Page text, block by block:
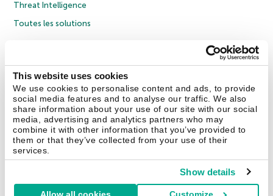
This website uses cookies
We use cookies to personalise content and ads, to provide
social media features and to analyse our traffic. We also
share information about your use of our site with our social
media, advertising and analytics partners who may
combine it with other information that you’ve provided to
them or that they’ve collected from your use of their
services.
Show details
Threat Intelligence
Toutes les solutions
Politique de confidentialité
Politique anticorruption
Contrat de licence grand public
Contrat de licence entreprises
Cookies
Nous contacter À propos Partenaires Blog Communiqués de presse
Securelist Eugene Personal Blog Encyclopédie de Kaspersky